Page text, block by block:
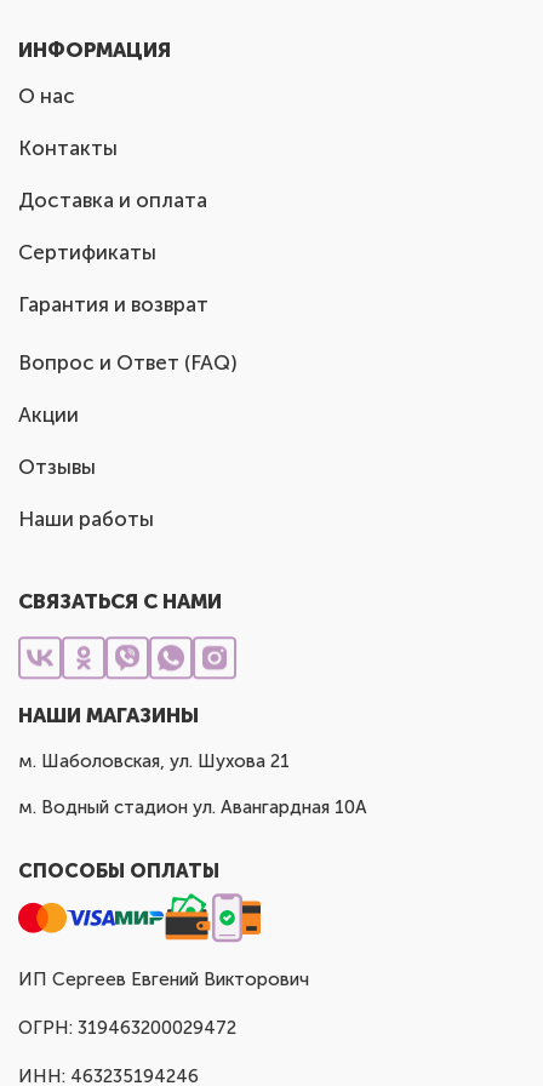
ИНФОРМАЦИЯ
О нас
Контакты
Доставка и оплата
Сертификаты
Гарантия и возврат
Вопрос и Ответ (FAQ)
Акции
Отзывы
Наши работы
СВЯЗАТЬСЯ С НАМИ
НАШИ МАГАЗИНЫ
м. Шаболовская, ул. Шухова 21
м. Водный стадион ул. Авангардная 10А
СПОСОБЫ ОПЛАТЫ
ИП Сергеев Евгений Викторович
ОГРН: 319463200029472
ИНН: 463235194246